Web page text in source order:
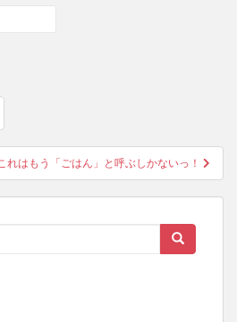
ン
れはもう「ごはん」と呼ぶしかないっ！